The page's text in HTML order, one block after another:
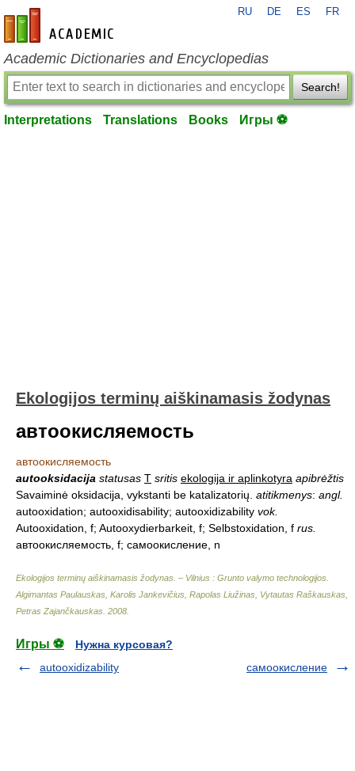
en-academic.com
RU DE ES FR
Academic Dictionaries and Encyclopedias
Search!
Interpretations Translations Books Игры ⚽
Ekologijos terminų aiškinamasis žodynas
автоокисляемость
автоокисляемость
autooksidacija statusas T sritis ekologija ir aplinkotyra apibrėžtis
Savaiminė oksidacija, vykstanti be katalizatorių. atitikmenys: angl.
autooxidation; autooxidisability; autooxidizability vok.
Autooxidation, f; Autooxydierbarkeit, f; Selbstoxidation, f rus.
автоокисляемость, f; самоокисление, n
Ekologijos terminų aiškinamasis žodynas. – Vilnius : Grunto valymo technologijos
Algimantas Paulauskas, Karolis Jankevičius, Rapolas Liužinas, Vytautas Raškauskas,
Petras Zajančkauskas 2008
Игры ⚽
Нужна курсовая?
autooxidizability
самоокисление